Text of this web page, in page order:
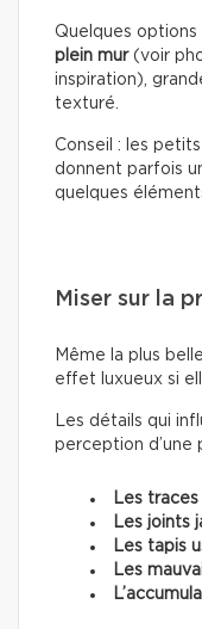
Quelques options
plein mur (voir
inspiration),
texturé.
Conseil : les
donnent parfois
quelques
Miser sur la
Même la plus
effet luxueux si
Les détails qui
perception d’une
Les
Les joints
Les tapis
Les